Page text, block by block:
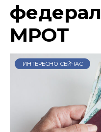
МРОТ
ИНТЕРЕСНО СЕЙЧАС